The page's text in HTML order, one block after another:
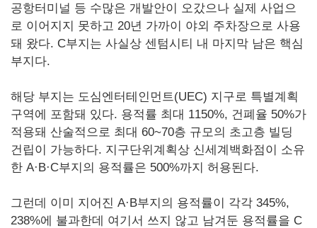
공항터미널 등 수많은 개발안이 오갔으나 실제 사업으
로 이어지지 못하고 20년 가까이 야외 주차장으로 사용
돼 왔다. C부지는 사실상 센텀시티 내 마지막 남은 핵심
부지다.
해당 부지는 도심엔터테인먼트(UEC) 지구로 특별계획
구역에 포함돼 있다. 용적률 최대 1150%, 건폐율 50%가
적용돼 산술적으로 최대 60~70층 규모의 초고층 빌딩
건립이 가능하다. 지구단위계획상 신세계백화점이 소유
한 A·B·C부지의 용적률은 500%까지 허용된다.
그런데 이미 지어진 A·B부지의 용적률이 각각 345%,
238%에 불과한데 여기서 쓰지 않고 남겨둔 용적률을 C